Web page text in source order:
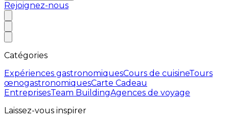
Rejoignez-nous
Catégories
Expériences gastronomiquesCours de cuisineTours
œnogastronomiquesCarte Cadeau
EntreprisesTeam BuildingAgences de voyage
Laissez-vous inspirer